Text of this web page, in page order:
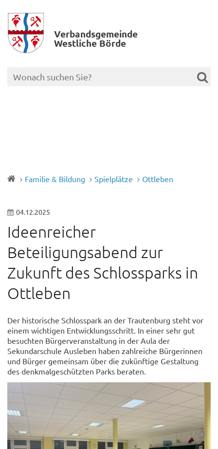
Verbands­gemeinde
Westliche Börde
Familie & Bildung Spielplätze Ottleben
04.12.2025
Ideenreicher
Beteiligungsabend zur
Zukunft des Schlossparks in
Ottleben
Der historische Schlosspark an der Trautenburg steht vor
einem wichtigen Entwicklungsschritt. In einer sehr gut
besuchten Bürgerveranstaltung in der Aula der
Sekundarschule Ausleben haben zahlreiche Bürgerinnen
und Bürger gemeinsam über die zukünftige Gestaltung
des denkmalgeschützten Parks beraten.